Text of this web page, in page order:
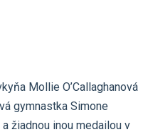
Mollie O’Callaghanová
gymnastka Simone
žiadnou inou medailou v